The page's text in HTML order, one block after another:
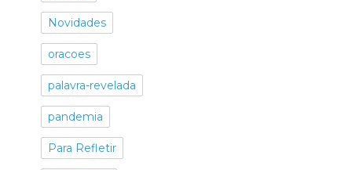
Novidades
oracoes
palavra-revelada
pandemia
Para Refletir